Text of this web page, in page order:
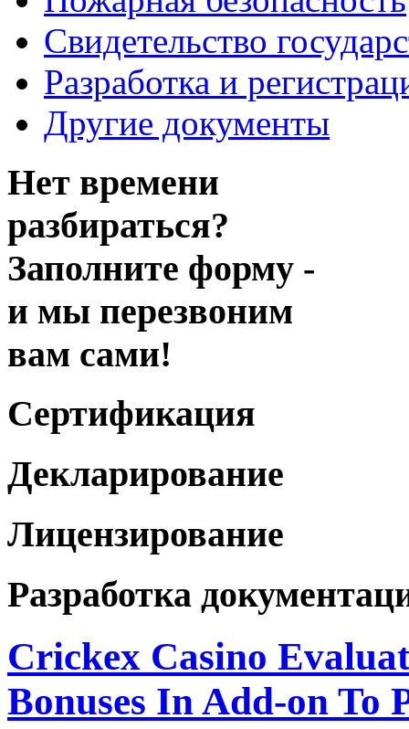
Свидетельство
Разработка и
Другие документы
Нет времени
разбираться?
Заполните форму -
и мы перезвоним
вам сами!
Сертификация
Декларирование
Лицензирование
Разработка
Crickex Casino
Bonuses In Add-on To